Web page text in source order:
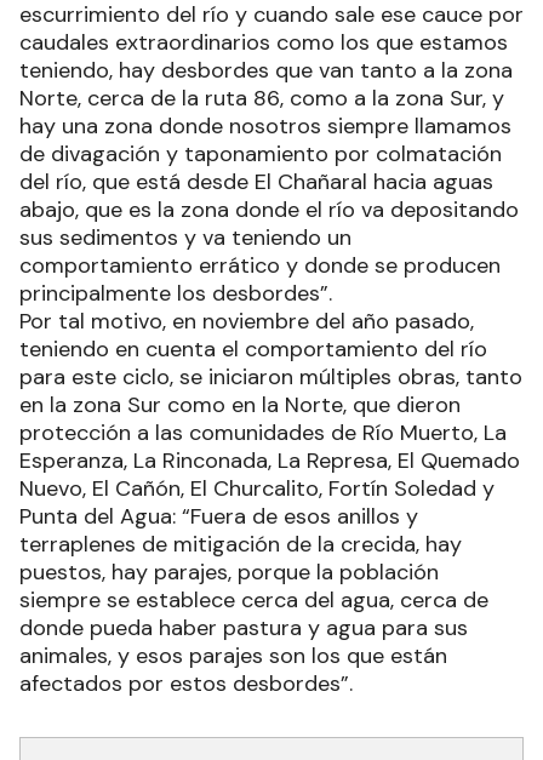
escurrimiento del río y cuando sale ese cauce por
caudales extraordinarios como los que estamos
teniendo, hay desbordes que van tanto a la zona
Norte, cerca de la ruta 86, como a la zona Sur, y
hay una zona donde nosotros siempre llamamos
de divagación y taponamiento por colmatación
del río, que está desde El Chañaral hacia aguas
abajo, que es la zona donde el río va depositando
sus sedimentos y va teniendo un
comportamiento errático y donde se producen
principalmente los desbordes”.
Por tal motivo, en noviembre del año pasado,
teniendo en cuenta el comportamiento del río
para este ciclo, se iniciaron múltiples obras, tanto
en la zona Sur como en la Norte, que dieron
protección a las comunidades de Río Muerto, La
Esperanza, La Rinconada, La Represa, El Quemado
Nuevo, El Cañón, El Churcalito, Fortín Soledad y
Punta del Agua: “Fuera de esos anillos y
terraplenes de mitigación de la crecida, hay
puestos, hay parajes, porque la población
siempre se establece cerca del agua, cerca de
donde pueda haber pastura y agua para sus
animales, y esos parajes son los que están
afectados por estos desbordes”.